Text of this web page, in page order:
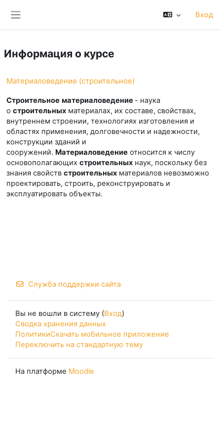
Вход
Информация о курсе
Материаловедение (строительное)
Строительное материаловедение - наука
о строительных материалах, их составе, свойствах,
внутреннем строении, технологиях изготовления и
областях применения, долговечности и надежности,
конструкции зданий и
сооружений. Материаловедение относится к числу
основополагающих строительных наук, поскольку без
знания свойств строительных материалов невозможно
проектировать, строить, реконструировать и
эксплуатировать объекты.
Служба поддержки сайта
Вы не вошли в систему (Вход)
Сводка хранения данных
ПолитикиСкачать мобильное приложение
Переключить на стандартную тему
На платформе Moodle